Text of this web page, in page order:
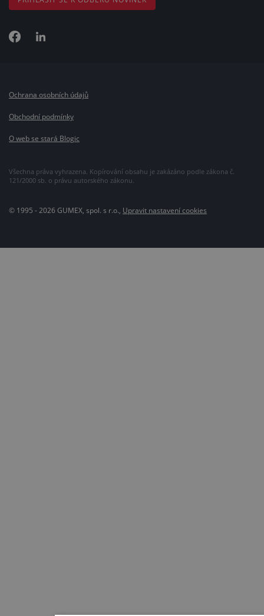
Všechna práva vyhrazena. Kopírování obsahu je zakázáno podle zákona č.
121/2000 sb. o právu autorského zákonu.
Ochrana osobních údajů
Obchodní podmínky
O web se stará Blogic
© 1995 - 2026 GUMEX, spol. s r.o., Upravit nastavení cookies